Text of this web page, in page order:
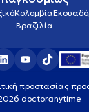
Κολομβία
Βραζιλία
προστασίας
doctoranytime